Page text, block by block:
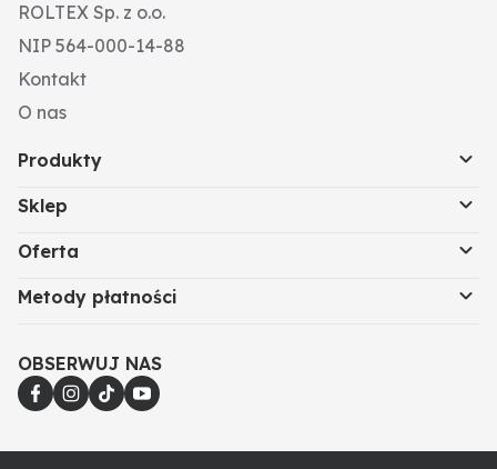
ROLTEX Sp. z o.o.
NIP 564-000-14-88
Kontakt
O nas
Produkty
Sklep
Oferta
Metody płatności
OBSERWUJ NAS